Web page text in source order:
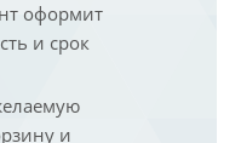
оформит
и срок
и